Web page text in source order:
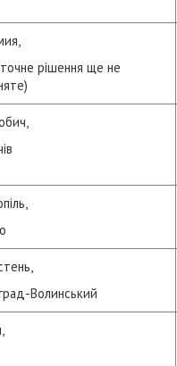
рішення ще не
Волинський